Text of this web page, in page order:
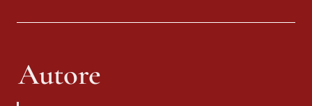
Autore